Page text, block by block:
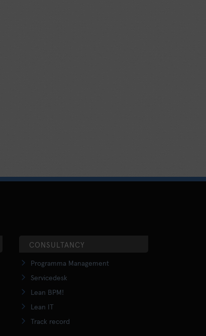
CONSULTANCY
Programma Management
Servicedesk
Lean BPM!
Lean IT
Track record